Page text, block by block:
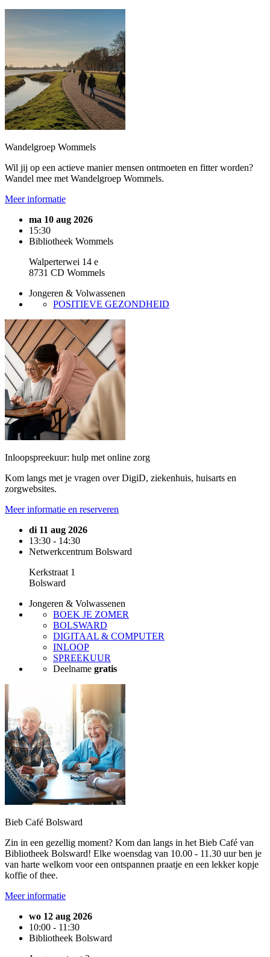
Wandelgroep Wommels
Wil jij op een actieve manier mensen ontmoeten en fitter worden?
Wandel mee met Wandelgroep Wommels.
Meer informatie
ma 10 aug 2026
15:30
Bibliotheek Wommels
Walperterwei 14 e
8731 CD Wommels
Jongeren & Volwassenen
POSITIEVE GEZONDHEID
Inloopspreekuur: hulp met online zorg
Kom langs met je vragen over DigiD, ziekenhuis, huisarts en
zorgwebsites.
Meer informatie en reserveren
di 11 aug 2026
13:30 - 14:30
Netwerkcentrum Bolsward
Kerkstraat 1
Bolsward
Jongeren & Volwassenen
BOEK JE ZOMER
BOLSWARD
DIGITAAL & COMPUTER
INLOOP
SPREEKUUR
Deelname gratis
Bieb Café Bolsward
Zin in een gezellig moment? Kom dan langs in het Bieb Café van
Bibliotheek Bolsward! Elke woensdag van 10.00 - 11.30 uur ben je
van harte welkom voor een ontspannen praatje en een lekker kopje
koffie of thee.
Meer informatie
wo 12 aug 2026
10:00 - 11:30
Bibliotheek Bolsward